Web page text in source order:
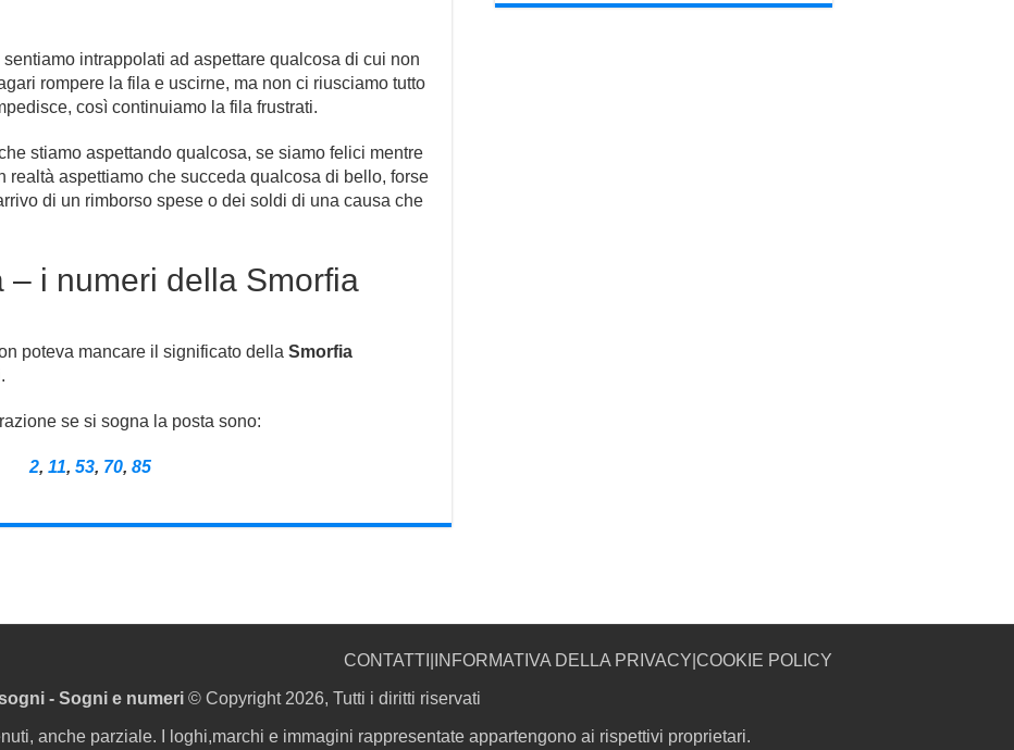
intrappolati ad aspettare qualcosa di cui non
rompere la fila e uscirne, ma non ci riusciamo tutto
così continuiamo la fila frustrati.
stiamo aspettando qualcosa, se siamo felici mentre
realtà aspettiamo che succeda qualcosa di bello, forse
di un rimborso spese o dei soldi di una causa che
– i numeri della Smorfia
poteva mancare il significato della Smorfia
se si sogna la posta sono:
2, 11, 53, 70, 85
CONTATTI INFORMATIVA DELLA PRIVACY COOKIE POLICY
- Sogni e numeri © Copyright 2026, Tutti i diritti riservati
anche parziale. I loghi,marchi e immagini rappresentate appartengono ai rispettivi proprietari.